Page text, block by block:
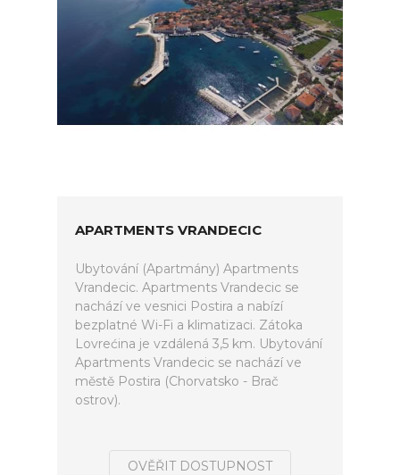
APARTMENTS VRANDECIC
Ubytování (Apartmány) Apartments
Vrandecic. Apartments Vrandecic se
nachází ve vesnici Postira a nabízí
bezplatné Wi-Fi a klimatizaci. Zátoka
Lovrećina je vzdálená 3,5 km. Ubytování
Apartments Vrandecic se nachází ve
městě Postira (Chorvatsko - Brač
ostrov).
OVĚŘIT DOSTUPNOST